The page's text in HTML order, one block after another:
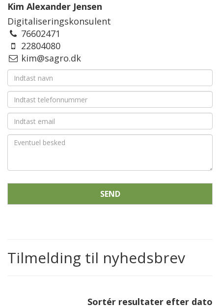
Kim Alexander Jensen
Digitaliseringskonsulent
76602471
22804080
kim@sagro.dk
SEND
Tilmelding til nyhedsbrev
Sortér resultater efter dato